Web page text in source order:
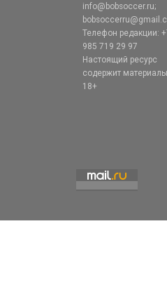
info@bobsoccer.ru;
Телефон редакции:
985 719 29 97
Настоящий ресурс
содержит
18+